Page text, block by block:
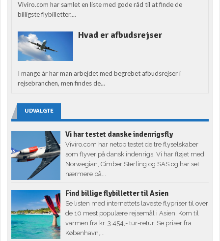
Viviro.com har samlet en liste med gode råd til at finde de
billigste flybilletter....
Hvad er afbudsrejser
I mange år har man arbejdet med begrebet afbudsrejser i
rejsebranchen, men findes de...
UDVALGTE
Vi har testet danske indenrigsfly
Viviro.com har netop testet de tre flyselskaber
som flyver på dansk indenrigs. Vi har fløjet med
Norwegian, Cimber Sterling og SAS og har set
nærmere på...
Find billige flybilletter til Asien
Se listen med internettets laveste flypriser til over
de 10 mest populære rejsemål i Asien. Kom til
varmen fra kr. 3.454,- tur-retur. Se priser fra
København,...